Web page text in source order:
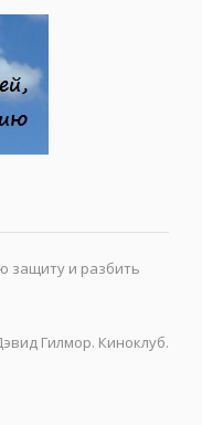
защиту и разбить
Гилмор. Киноклуб.